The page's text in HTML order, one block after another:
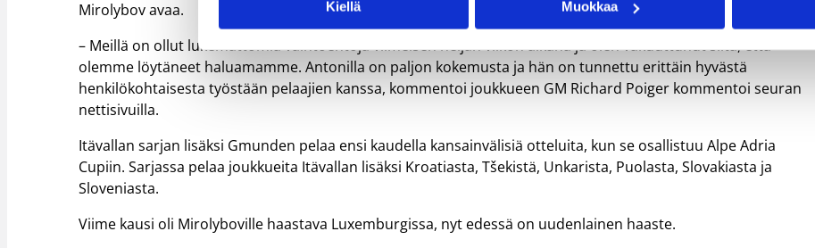
Kiellä Muokkaa
Mirolybov avaa.
– Meillä on ollut lukemattomia vaihtoehtoja viimeisen neljän viikon aikana ja olen vakuuttunut siitä, että
olemme löytäneet haluamamme. Antonilla on paljon kokemusta ja hän on tunnettu erittäin hyvästä
henkilökohtaisesta työstään pelaajien kanssa, kommentoi joukkueen GM Richard Poiger kommentoi seuran
nettisivuilla.
Itävallan sarjan lisäksi Gmunden pelaa ensi kaudella kansainvälisiä otteluita, kun se osallistuu Alpe Adria
Cupiin. Sarjassa pelaa joukkueita Itävallan lisäksi Kroatiasta, Tšekistä, Unkarista, Puolasta, Slovakiasta ja
Sloveniasta.
Viime kausi oli Mirolyboville haastava Luxemburgissa, nyt edessä on uudenlainen haaste.